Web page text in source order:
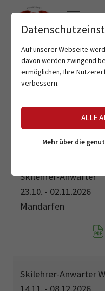
SKILEHRER-
Skilehrer-Anwärter
23.10. - 02.11.2026
Mandarfen
Skilehrer-Anwärter
Auf unserer Webseite
davon werden zwingend
ermöglichen, Ihre
verbessern.
ALLE
Mehr über die